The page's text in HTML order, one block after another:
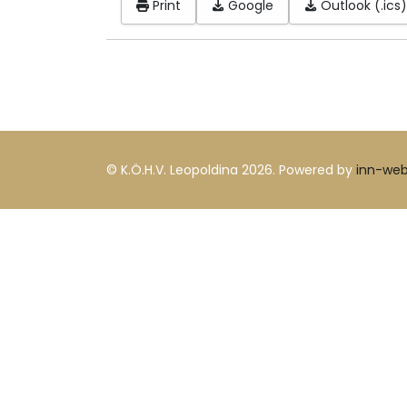
Print Google Outlook (.ics)
© K.Ö.H.V. Leopoldina 2026. Powered by inn-web